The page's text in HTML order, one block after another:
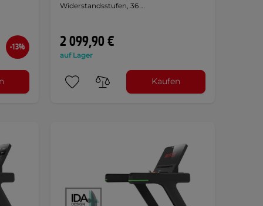
-13%
Widerstandsstufen, 36 …
2 099,90 €
auf Lager
Kaufen